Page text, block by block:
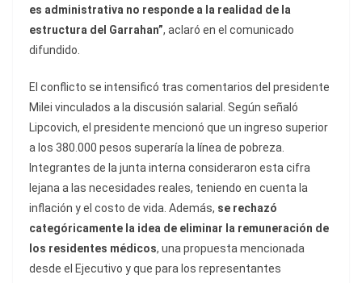
es administrativa no responde a la realidad de la
estructura del Garrahan”, aclaró en el comunicado
difundido.
El conflicto se intensificó tras comentarios del presidente
Milei vinculados a la discusión salarial. Según señaló
Lipcovich, el presidente mencionó que un ingreso superior
a los 380.000 pesos superaría la línea de pobreza.
Integrantes de la junta interna consideraron esta cifra
lejana a las necesidades reales, teniendo en cuenta la
inflación y el costo de vida. Además, se rechazó
categóricamente la idea de eliminar la remuneración de
los residentes médicos, una propuesta mencionada
desde el Ejecutivo y que para los representantes